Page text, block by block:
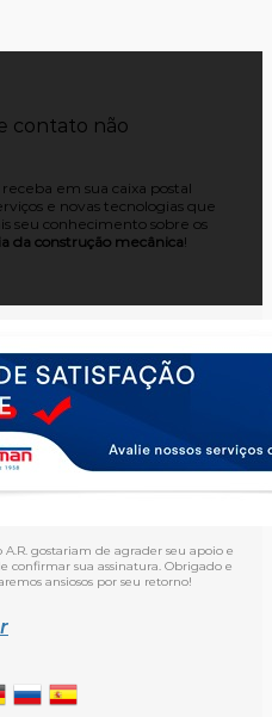
contato não
em sua caixa postal
e novas tecnologias que
seu conhecimento sobre os
da construção mecânica!
gostariam de agrader seu apoio e
confirmar sua assinatura. Obrigado e
ansiosos por seu retorno!